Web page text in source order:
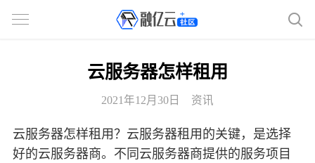
云服务器怎样租用
2021年12月30日 资讯
云服务器怎样租用？云服务器租用的关键，是选择
好的云服务器商。不同云服务器商提供的服务项目